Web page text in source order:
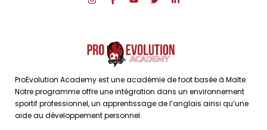
ProEvolution Academy est une académie de foot basée à Malte.
Notre programme offre une intégration dans un environnement
sportif professionnel, un apprentissage de l’anglais ainsi qu’une
aide au développement personnel.